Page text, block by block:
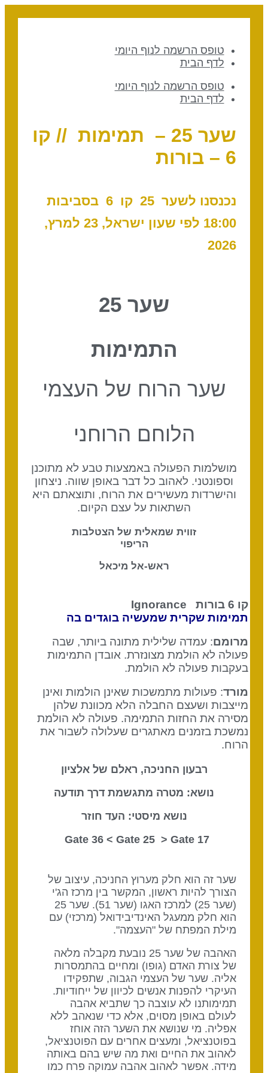
טופס הרשמה לנוף היומי
לדף הבית
טופס הרשמה לנוף היומי
לדף הבית
שער 25 – תמימות // קו
6 – בורות
נכנסנו לשער 25 ק
ו 6 בסביבות
18:00 לפי שעון ישראל, 23 למרץ,
2026
שער 25
התמימות
שער הרוח של העצמי
הלוחם הרוחני
מושלמות הפעולה באמצעות טבע לא מתוכנן
וספונטני. לאהוב כל דבר באופן שווה. ניצחון
והישרדות מעשירים את הרוח, ותוצאתם היא
השתאות על עצם הקיום.
זווית שמאלית של הצטלבות
הריפוי
ראש-אל מיכאל
קו 6 בורות
Ignorance
תמימות שקרית שמעשיה בוגדים בה
מרומם: עמדה שלילית מתונה ביותר, שבה
פעולה לא הולמת מצונזרת. אובדן התמימות
בעקבות פעולה לא הולמת.
מורד: פעולות מתמשכות שאינן הולמות ואינן
מייצבות ושעצם החבלה הלא מכוונת שלהן
מסירה את החזות התמימה. פעולה לא הולמת
נמשכת בזמנים מאתגרים שעלולה לשבור את
הרוח.
רבעון החניכה, ראלם של אלציון
נושא: מטרה מתגשמת דרך תודעה
נושא מיסטי: העד חוזר
17 Gate 36 <
Gate 25 > Gate
שער זה הוא חלק מערוץ החניכה, עיצוב של
הצורך להיות ראשון, המקשר בין מרכז הג'י
(שער 25) למרכז האגו (שער 51). שער 25
הוא חלק ממעגל האינדיבידואל (מרכזי) עם
מילת המפתח של "העצמה".
האהבה של שער 25 נובעת מקבלה מלאה
של צורת האדם (גופו) ומחיים בהתמסרות
אליה. שער של העצמי הגבוה, שתפקידו
העיקרי להפנות אנשים לכיוון של ייחודיות.
תמימותנו לא עוצבה כך שתביא אהבה
לעולם באופן מסוים, אלא כדי שנאהב ללא
אפליה. מי שנושא את השער הזה אוחז
בפוטנציאל, ומעצים אחרים עם הפוטנציאל,
לאהוב את החיים ואת מה שיש בהם באותה
מידה. אפשר לאהוב אהבה עמוקה פרח כמו